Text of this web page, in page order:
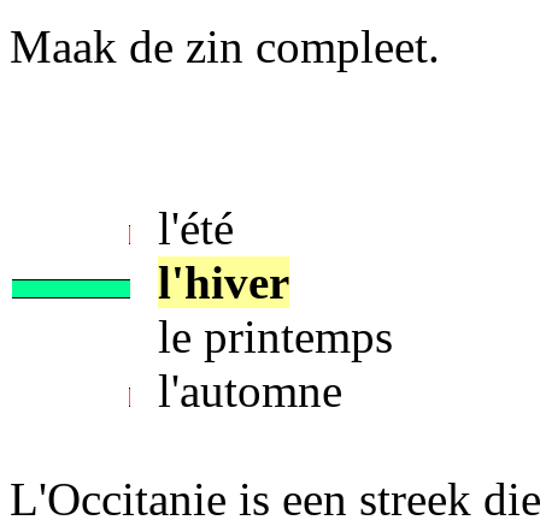
Maak de zin compleet.
l'été
l'hiver
le printemps
l'automne
L'Occitanie is een streek